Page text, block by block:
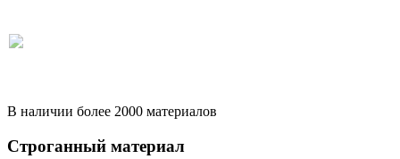
В наличии более 2000 материалов
Строганный материал